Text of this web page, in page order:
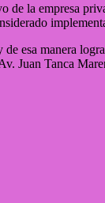
de la empresa
esa manera
Juan Tanca